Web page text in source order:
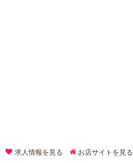
求人情報を見る お店サイトを見る